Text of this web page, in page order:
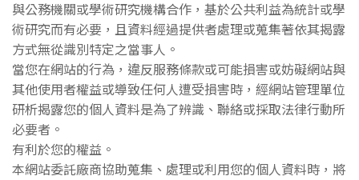
與公務機關或學術研究機構合作，基於公共利益為統計或學
術研究而有必要，且資料經過提供者處理或蒐集著依其揭露
方式無從識別特定之當事人。
當您在網站的行為，違反服務條款或可能損害或妨礙網站與
其他使用者權益或導致任何人遭受損害時，經網站管理單位
研析揭露您的個人資料是為了辨識、聯絡或採取法律行動所
必要者。
有利於您的權益。
本網站委託廠商協助蒐集、處理或利用您的個人資料時，將